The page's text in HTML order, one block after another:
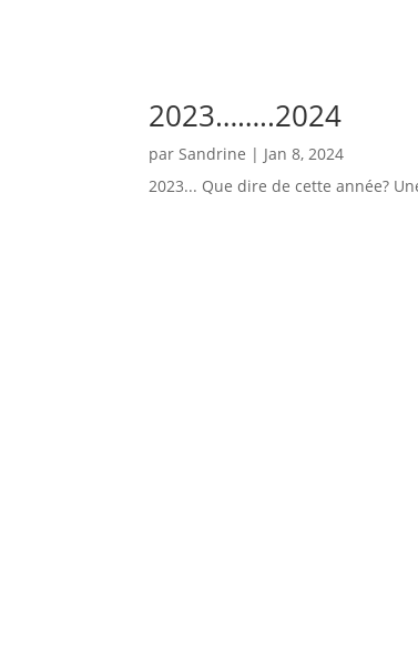
2023……..2024
parSandrine | Jan 8, 2024
2023... Que dire de cette année?